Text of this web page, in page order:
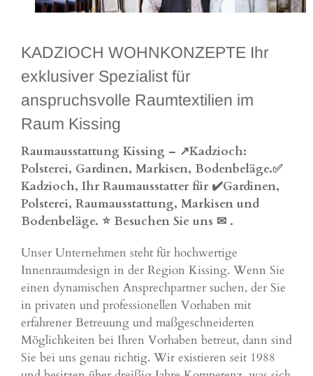
KADZIOCH WOHNKONZEPTE Ihr
exklusiver Spezialist für
anspruchsvolle Raumtextilien im
Raum Kissing
Raumausstattung Kissing – ↗️Kadzioch:
Polsterei, Gardinen, Markisen, Bodenbeläge.✅
Kadzioch, Ihr Raumausstatter für ✔️Gardinen,
Polsterei, Raumausstattung, Markisen und
Bodenbeläge. ⭐ Besuchen Sie uns ✉ .
Unser Unternehmen steht für hochwertige
Innenraumdesign in der Region Kissing. Wenn Sie
einen dynamischen Ansprechpartner suchen, der Sie
in privaten und professionellen Vorhaben mit
erfahrener Betreuung und maßgeschneiderten
Möglichkeiten bei Ihren Vorhaben betreut, dann sind
Sie bei uns genau richtig. Wir existieren seit 1988